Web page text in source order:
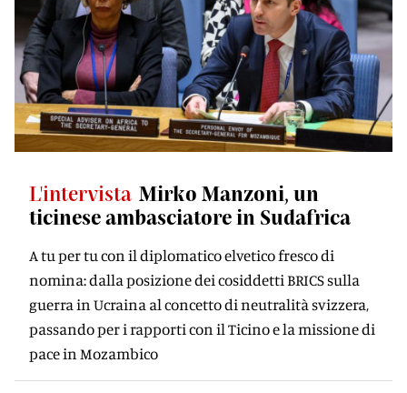
L'intervista Mirko Manzoni, un
ticinese ambasciatore in Sudafrica
A tu per tu con il diplomatico elvetico fresco di
nomina: dalla posizione dei cosiddetti BRICS sulla
guerra in Ucraina al concetto di neutralità svizzera,
passando per i rapporti con il Ticino e la missione di
pace in Mozambico